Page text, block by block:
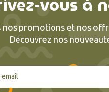
nos promotions et nos
Découvrez nos